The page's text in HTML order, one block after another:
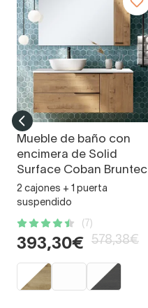
Mueble de baño con
encimera de Solid
Surface Coban Bruntec
2 cajones + 1 puerta
suspendido
(7)
393,30€ 578,38€